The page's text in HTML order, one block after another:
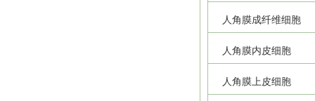
人角膜成纤维细胞
人角膜内皮细胞
人角膜上皮细胞